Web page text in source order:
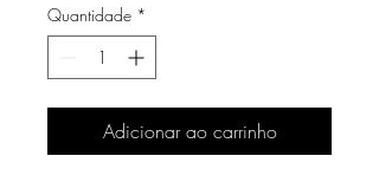
Quantidade *
Adicionar ao carrinho